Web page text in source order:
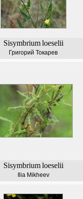
Sisymbrium loeselii
Григорий Токарев
Sisymbrium loeselii
Ilia Mikheev